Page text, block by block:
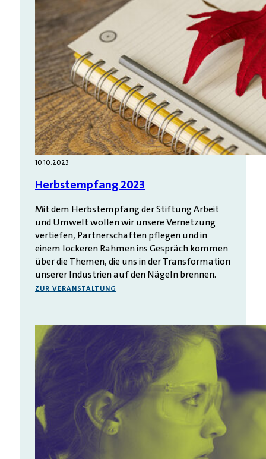
10.10.2023
Herbstempfang 2023
Mit dem Herbstempfang der Stiftung Arbeit
und Umwelt wollen wir unsere Vernetzung
vertiefen, Partnerschaften pflegen und in
einem lockeren Rahmen ins Gespräch kommen
über die Themen, die uns in der Transformation
unserer Industrien auf den Nägeln brennen.
ZUR VERANSTALTUNG